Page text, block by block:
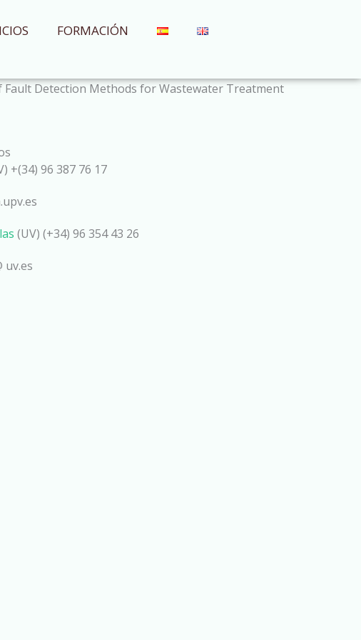
FORMACIÓN
Fault Detection Methods for Wastewater Treatment
+(34) 96 387 76 17
(UV) (+34) 96 354 43 26
uv.es